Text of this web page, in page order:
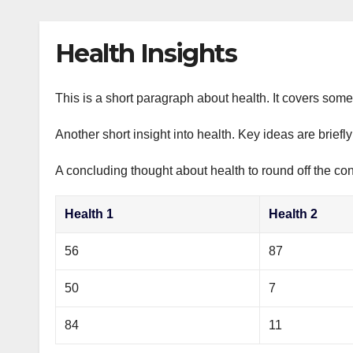
Health Insights
This is a short paragraph about health. It covers
Another short insight into health. Key ideas are
A concluding thought about health to round off the
Health 1 Health 2
56 87
50 7
84 11